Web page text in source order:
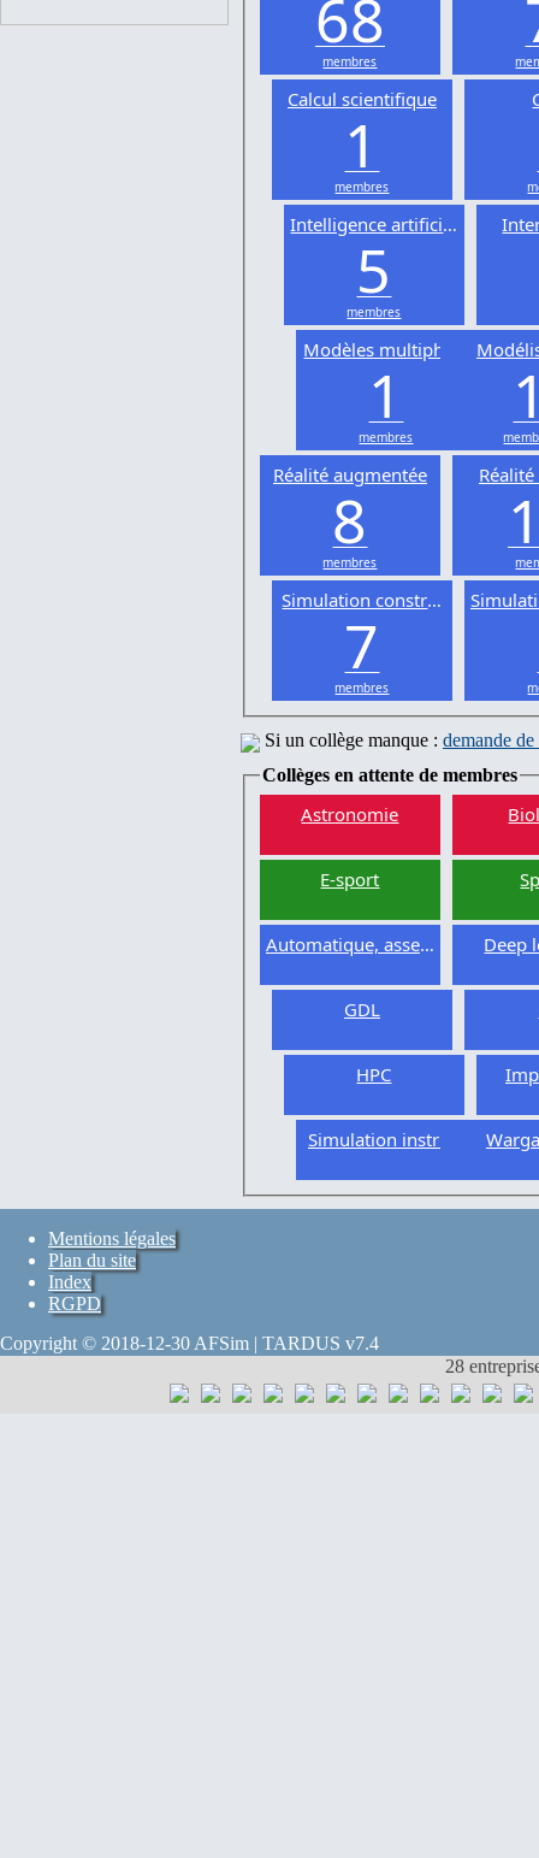
68
membres
Calcul scientifique
1
membres
Intelligence artificielle
5
membres
Modèles multiphysiques
1
membres
Réalité augmentée
8
membres
Simulation constructive
7
membres
Si un collège manque : demande
Collèges en attente de membres
Astronomie
E-sport
Automatique, asservissement
Deep
GDL
HPC
Simulation instrumentée
Mentions légales
Plan du site
Index
RGPD
Copyright © 2018-12-30 AFSim | TARDUS v7.4
28